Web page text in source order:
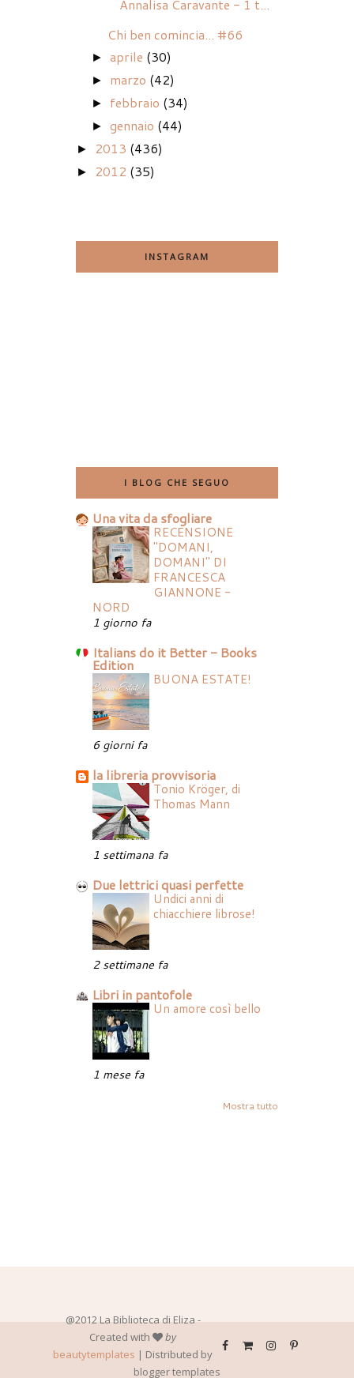
Annalisa Caravante - 1 t...
Chi ben comincia... #66
►aprile (30)
► marzo (42)
► febbraio (34)
►gennaio (44)
► 2013 (436)
► 2012 (35)
INSTAGRAM
I BLOG CHE SEGUO
Una vita da sfogliare
RECENSIONE
"DOMANI,
DOMANI" DI
FRANCESCA
GIANNONE -
NORD
1 giorno fa
Italians do it Better - Books
Edition
BUONA ESTATE!
6 giorni fa
la libreria provvisoria
Tonio Kröger, di
Thomas Mann
1 settimana fa
Due lettrici quasi perfette
Undici anni di
chiacchiere librose!
2 settimane fa
Libri in pantofole
Un amore così bello
1 mese fa
Mostra tutto
@2012 La Biblioteca di Eliza -
Created with
by
beautytemplates | Distributed by
blogger templates